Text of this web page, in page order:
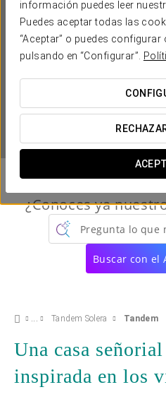
información puedes leer
Puedes aceptar todas las
“Aceptar” o puedes
pulsando en “Configurar”.
¿CUÁNDO QUIERES IR?
¿Conoces ya
Pregunta lo que
Buscar con el
Tandem Solera Tandem
Una casa
inspirada en los